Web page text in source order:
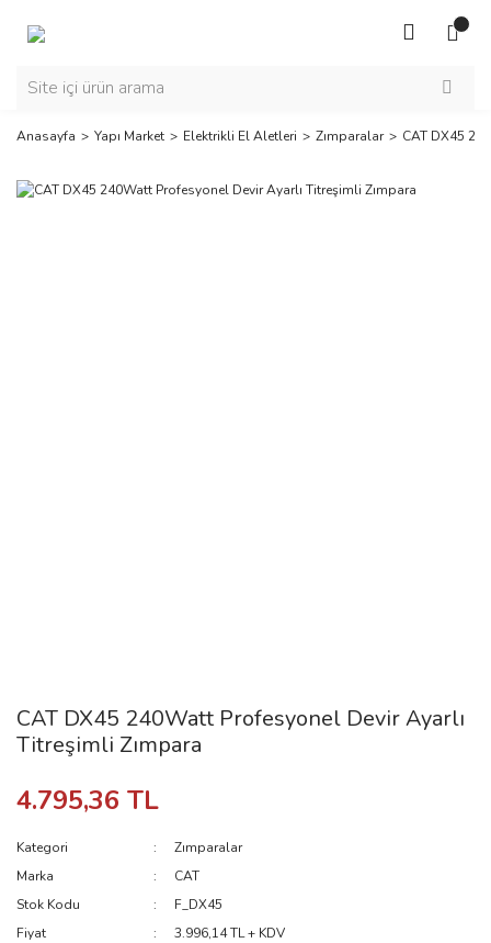
Anasayfa Yapı Market Elektrikli El Aletleri Zımparalar CAT DX45
CAT DX45 240Watt Profesyonel Devir Ayarlı
Titreşimli Zımpara
4.795,36 TL
Kategori
Zımparalar
Marka
CAT
Stok Kodu
F_DX45
Fiyat
3.996,14 TL + KDV